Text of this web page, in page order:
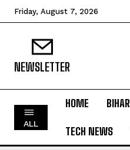
BIHAR
Friday, August 7, 2026
NEWSLETTER
ALL
HOME BIHAR
TECH NEWS